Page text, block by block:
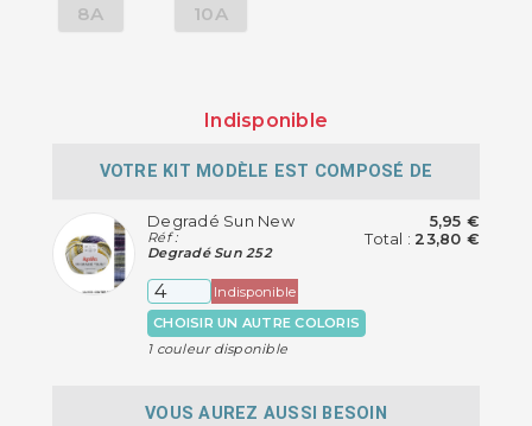
8A 10A
Indisponible
VOTRE KIT MODÈLE EST COMPOSÉ DE
Degradé Sun New
Réf :
Degradé Sun 252
Indisponible
5,95 €
Total : 23,80 €
CHOISIR UN AUTRE COLORIS
1 couleur disponible
VOUS AUREZ AUSSI BESOIN